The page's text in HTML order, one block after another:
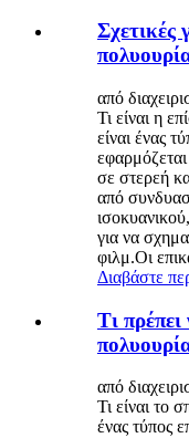
Σχετικές
από
Τι είναι η
είναι ένας
σε στερεή
από
για να
φιλμ.Οι
Διαβάστε
Τι πρέπει
από
Τι είναι το
ένας τύπος